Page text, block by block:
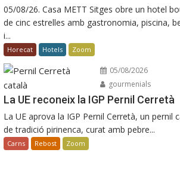
05/08/26. Casa METT Sitges obre un hotel
de cinc estrelles amb gastronomia, piscina,
i...
Horecat Hotels Zoom
05/08/2026
gourmenials
La UE reconeix la IGP Pernil Cerretà
La UE aprova la IGP Pernil Cerretà, un pernil
de tradició pirinenca, curat amb pebre...
Carns Rebost Zoom